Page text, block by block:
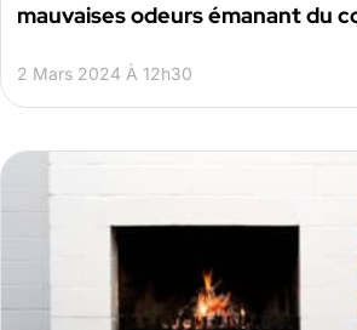
mauvaises odeurs émanant du
2 Mars 2024 À 12h30